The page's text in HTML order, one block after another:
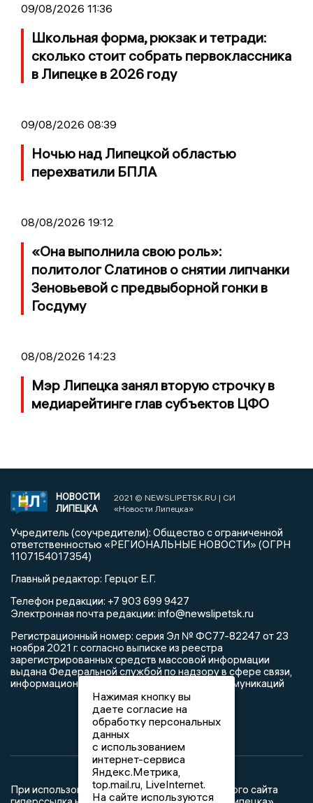
09/08/2026 11:36
Школьная форма, рюкзак и тетради:
сколько стоит собрать первоклассника
в Липецке в 2026 году
09/08/2026 08:39
Ночью над Липецкой областью
перехватили БПЛА
08/08/2026 19:12
«Она выполнила свою роль»:
политолог Слатинов о снятии липчанки
Зеновьевой с предвыборной гонки в
Госдуму
08/08/2026 14:23
Мэр Липецка занял вторую строчку в
медиарейтинге глав субъектов ЦФО
НОВОСТИ
ЛИПЕЦКА
2021 © NEWSLIPETSK.RU | СИ
«Новости Липецка»
Учредитель (соучредители): Общество с ограниченной
ответственностью «РЕГИОНАЛЬНЫЕ НОВОСТИ» (ОГРН
1107154017354)
Главный редактор: Герцог Е.Г.
Телефон редакции: +7 903 699 9427
Электронная почта редакции: info@newslipetsk.ru
Регистрационный номер: серия Эл № ФС77-82247 от 23
ноября 2021 г. согласно выписке из реестра
зарегистрированных средств массовой информации
выдана Федеральной службой по надзору в сфере связи,
информационных технологий и массовых коммуникаций
При использовании любого материала с данного сайта
Нажимая кнопку вы
даете согласие на
обработку персональных
данных
с использованием
интернет-сервиса
Яндекс.Метрика,
top.mail.ru, LiveInternet.
На сайте используются